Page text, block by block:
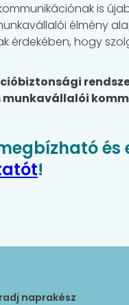
is
élmény
érdekében, hogy
és
!
naprakész